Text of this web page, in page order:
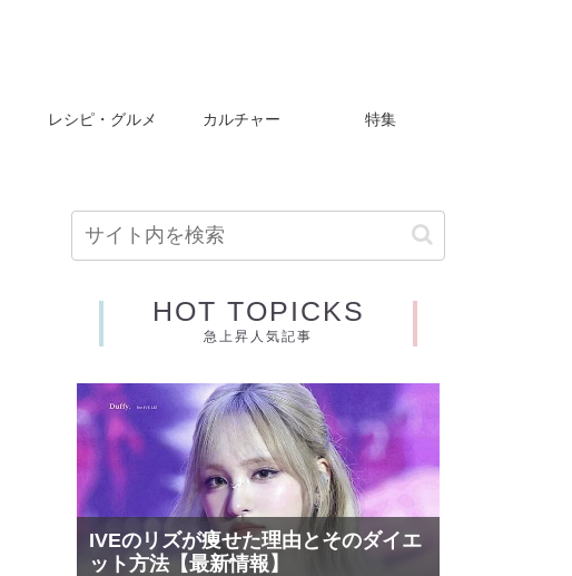
レシピ・グルメ カルチャー 特集
HOT TOPICKS
急上昇人気記事
IVEのリズが痩せた理由とそのダイエ
ット方法【最新情報】